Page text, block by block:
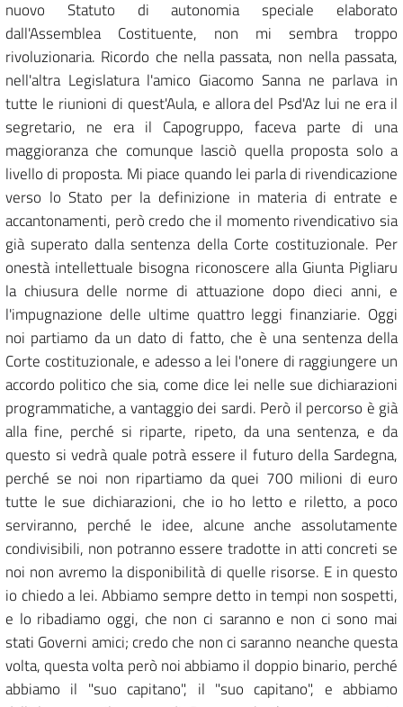
nuovo Statuto di autonomia speciale elaborato
dall'Assemblea Costituente, non mi sembra troppo
rivoluzionaria. Ricordo che nella passata, non nella passata,
nell'altra Legislatura l'amico Giacomo Sanna ne parlava in
tutte le riunioni di quest'Aula, e allora del Psd'Az lui ne era il
segretario, ne era il Capogruppo, faceva parte di una
maggioranza che comunque lasciò quella proposta solo a
livello di proposta. Mi piace quando lei parla di rivendicazione
verso lo Stato per la definizione in materia di entrate e
accantonamenti, però credo che il momento rivendicativo sia
già superato dalla sentenza della Corte costituzionale. Per
onestà intellettuale bisogna riconoscere alla Giunta Pigliaru
la chiusura delle norme di attuazione dopo dieci anni, e
l'impugnazione delle ultime quattro leggi finanziarie. Oggi
noi partiamo da un dato di fatto, che è una sentenza della
Corte costituzionale, e adesso a lei l'onere di raggiungere un
accordo politico che sia, come dice lei nelle sue dichiarazioni
programmatiche, a vantaggio dei sardi. Però il percorso è già
alla fine, perché si riparte, ripeto, da una sentenza, e da
questo si vedrà quale potrà essere il futuro della Sardegna,
perché se noi non ripartiamo da quei 700 milioni di euro
tutte le sue dichiarazioni, che io ho letto e riletto, a poco
serviranno, perché le idee, alcune anche assolutamente
condivisibili, non potranno essere tradotte in atti concreti se
noi non avremo la disponibilità di quelle risorse. E in questo
io chiedo a lei. Abbiamo sempre detto in tempi non sospetti,
e lo ribadiamo oggi, che non ci saranno e non ci sono mai
stati Governi amici; credo che non ci saranno neanche questa
volta, questa volta però noi abbiamo il doppio binario, perché
abbiamo il "suo capitano", il "suo capitano", e abbiamo